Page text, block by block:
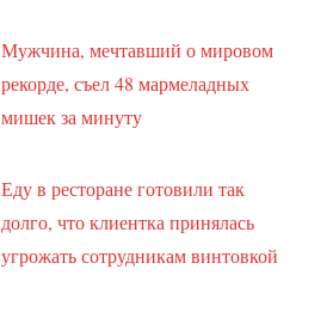
Мужчина, мечтавший о мировом
рекорде, съел 48 мармеладных
мишек за минуту
Еду в ресторане готовили так
долго, что клиентка принялась
угрожать сотрудникам винтовкой